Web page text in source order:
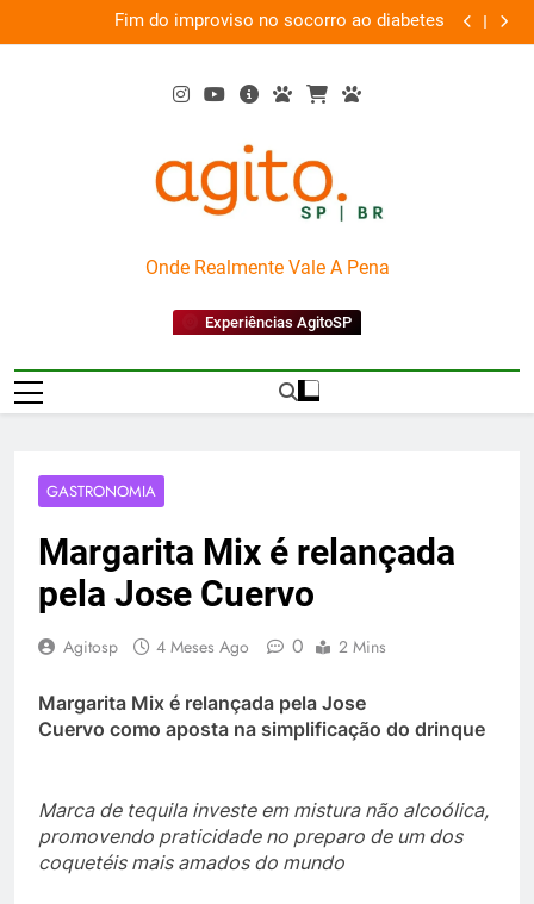
to
Fim do improviso no socorro ao diabetes
AgitoSP
Onde Realmente Vale A Pena
Experiências AgitoSP
GASTRONOMIA
Margarita Mix é relançada
pela Jose Cuervo
Agitosp 4 Meses Ago 0 2 Mins
Margarita Mix é relançada pela Jose
Cuervo como aposta na simplificação do drinque
Marca de tequila investe em mistura não alcoólica,
promovendo praticidade no preparo de um dos
coquetéis mais amados do mundo